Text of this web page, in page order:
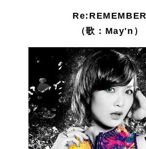
Re:REMEMBER
（歌：May'n）